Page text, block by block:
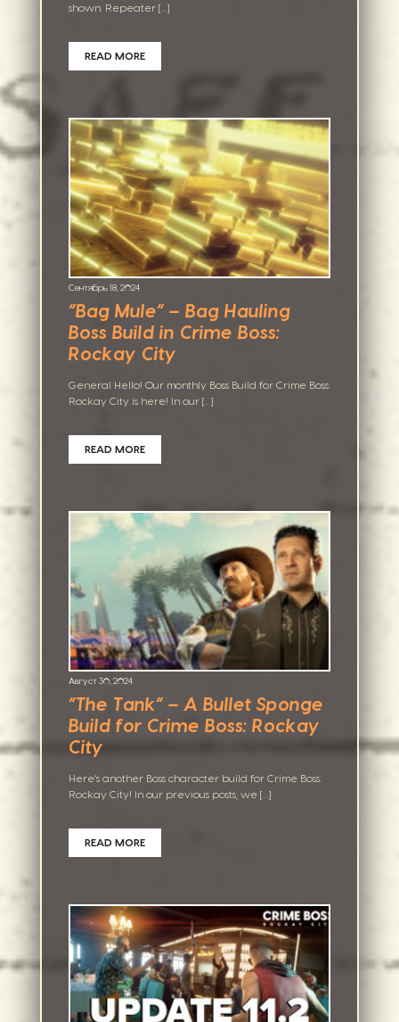
shown. Repeater […]
READ MORE
Сентябрь 18, 2024
“Bag Mule” – Bag Hauling
Boss Build in Crime Boss:
Rockay City
General Hello! Our monthly Boss Build for Crime Boss:
Rockay City is here! In our […]
READ MORE
Август 30, 2024
“The Tank” – A Bullet Sponge
Build for Crime Boss: Rockay
City
Here’s another Boss character build for Crime Boss:
Rockay City! In our previous posts, we […]
READ MORE